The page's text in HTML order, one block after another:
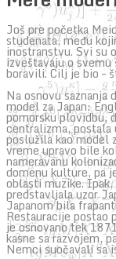
Još pre početka
studenata, među
inostranstvu. Svi su
izveštavaju o
boravili. Cilj je bio –
Na osnovu
model za Japan:
pomorsku plovidbu,
centralizma, postala
poslužila kao model
vreme upravo bile
nameravanu
domenu kulture, pa
oblasti muzike.
predstavljala uzor
Japanom bila
Restauracije postao
je osnovano tek
kasne sa razvojem,
Nemci suočavali sa